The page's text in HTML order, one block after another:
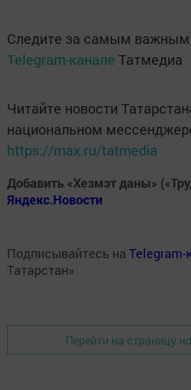
Следите за самым
Telegram-канале Татмедиа
Читайте новости
национальном
https://max.ru/tatmedia
Добавить «Хезмэт даны»
Яндекс.Новости
Подписывайтесь на Telegram-
Татарстан»
Перейти на страницу